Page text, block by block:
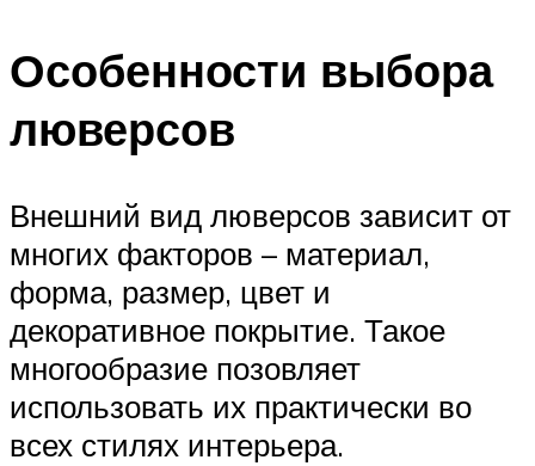
Особенности выбора
люверсов
Внешний вид люверсов зависит от
многих факторов – материал,
форма, размер, цвет и
декоративное покрытие. Такое
многообразие позовляет
использовать их практически во
всех стилях интерьера.